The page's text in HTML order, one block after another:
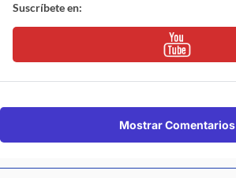
Suscríbete en:
Mostrar Comentarios